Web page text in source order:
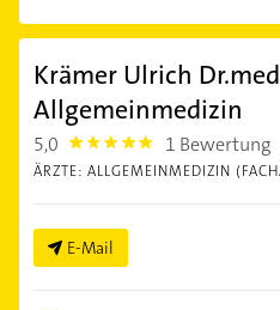
Krämer Ulrich
Allgemeinmedizin
5,0 5.0 1 Bewertung
ÄRZTE: ALLGEMEINMEDIZIN
E-Mail